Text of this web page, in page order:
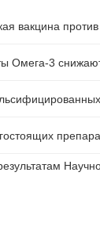
вакцина
Омега-3 снижают